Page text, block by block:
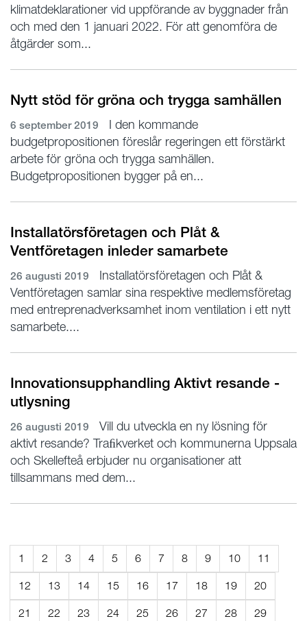
klimatdeklarationer vid uppförande av byggnader från
och med den 1 januari 2022. För att genomföra de
åtgärder som...
Nytt stöd för gröna och trygga samhällen
6 september 2019
I den kommande
budgetpropositionen föreslår regeringen ett förstärkt
arbete för gröna och trygga samhällen.
Budgetpropositionen bygger på en...
Installatörsföretagen och Plåt &
Ventföretagen inleder samarbete
26 augusti 2019
Installatörsföretagen och Plåt &
Ventföretagen samlar sina respektive medlemsföretag
med entreprenadverksamhet inom ventilation i ett nytt
samarbete....
Innovationsupphandling Aktivt resande -
utlysning
26 augusti 2019
Vill du utveckla en ny lösning för
aktivt resande? Traﬁkverket och kommunerna Uppsala
och Skellefteå erbjuder nu organisationer att
tillsammans med dem...
1 2 3 4 5 6 7 8 9 10 11
12 13 14 15 16 17 18 19 20
21 22 23 24 25 26 27 28 29